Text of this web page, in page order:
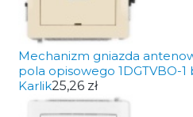
Mechanizm gniazda
pola opisowego 1DGTVBO-
Karlik25,26 zł